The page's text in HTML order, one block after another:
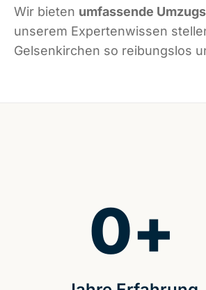
Wir bieten umfassende
unserem Expertenwissen
Gelsenkirchen so reibungslos
0+